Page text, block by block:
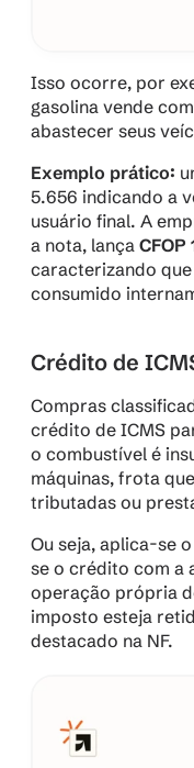
Isso ocorre, por
gasolina vende
abastecer seus
Exemplo prático:
5.656 indicando a
usuário final. A
a nota, lança CFOP
caracterizando
consumido
Crédito de
Compras
crédito de ICMS
o combustível é
máquinas, frota
tributadas ou
Ou seja, aplica-se o
se o crédito com a
operação própria
imposto esteja
destacado na NF.